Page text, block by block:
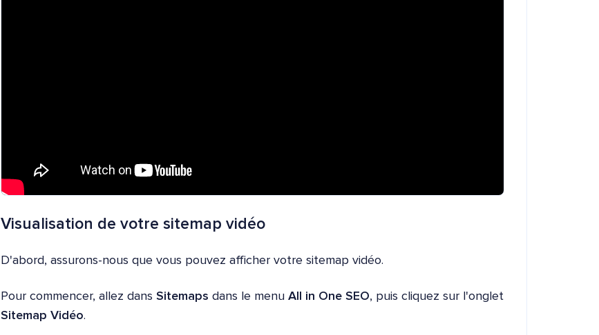
Visualisation de votre sitemap vidéo
D'abord, assurons-nous que vous pouvez afficher votre sitemap vidéo.
Pour commencer, allez dans Sitemaps dans le menu All in One SEO, puis cliquez sur l'onglet
Sitemap Vidéo.